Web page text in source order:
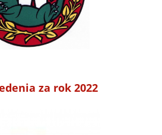
za rok 2022